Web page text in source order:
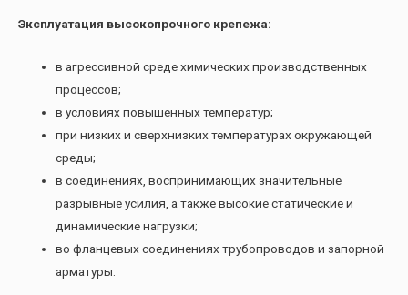
Эксплуатация высокопрочного крепежа:
в агрессивной среде химических производственных
процессов;
в условиях повышенных температур;
при низких и сверхнизких температурах окружающей
среды;
в соединениях, воспринимающих значительные
разрывные усилия, а также высокие статические и
динамические нагрузки;
во фланцевых соединениях трубопроводов и запорной
арматуры.